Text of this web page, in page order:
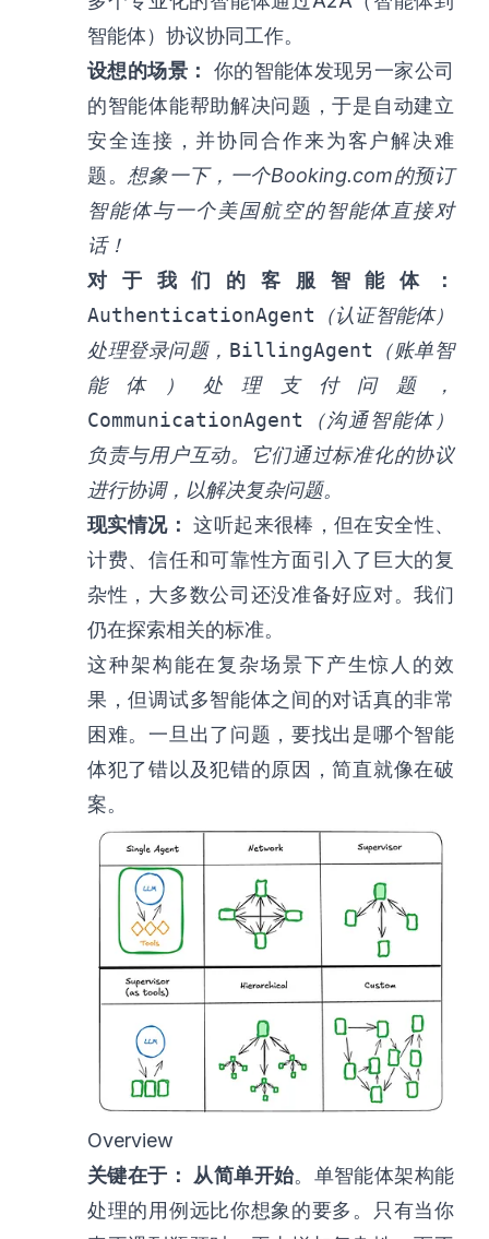
智能体）协议协同工作。
设想的场景：
你的智能体发现另一家公司
的智能体能帮助解决问题，于是自动建立
安全连接，并协同合作来为客户解决难
题。 想象一下， 一个Booking.com的预订
智能体与一个美国航空的智能体直接对
话！
对于我们的客服智能体：
AuthenticationAgent （认证智能体）
处理登录问题， BillingAgent （账单智
能体）处理支付问题，
CommunicationAgent （沟通智能体）
负责与用户互动。它们通过标准化的协议
进行协调，以解决复杂问题。
现实情况： 这听起来很棒，但在安全性、
计费、信任和可靠性方面引入了巨大的复
杂性，大多数公司还没准备好应对。我们
仍在探索相关的标准。
这种架构能在复杂场景下产生惊人的效
果，但调试多智能体之间的对话真的非常
困难。一旦出了问题，要找出是哪个智能
体犯了错以及犯错的原因，简直就像在破
案。
Overview
关键在于：
从简单开始。单智能体架构能
处理的用例远比你想象的要多。只有当你